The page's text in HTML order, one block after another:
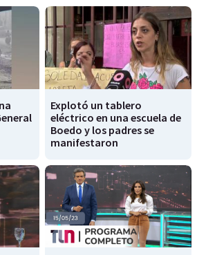
Explotó un tablero
eléctrico en una escuela de
Boedo y los padres se
manifestaron